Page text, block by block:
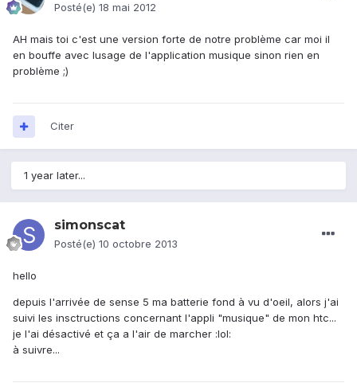
Posté(e) 18 mai 2012
AH mais toi c'est une version forte de notre problème car moi il
en bouffe avec lusage de l'application musique sinon rien en
problème ;)
Citer
1 year later...
simonscat
Posté(e) 10 octobre 2013
hello
depuis l'arrivée de sense 5 ma batterie fond à vu d'oeil, alors j'ai
suivi les insctructions concernant l'appli "musique" de mon htc...
je l'ai désactivé et ça a l'air de marcher :lol:
à suivre...